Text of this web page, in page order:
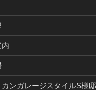
内
ンガレージスタイルS様邸